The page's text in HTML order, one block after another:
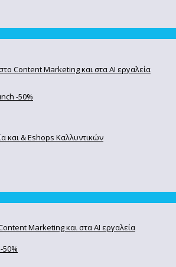
Content Marketing και στα AI εργαλεία
-50%
και & Eshops Καλλυντικών
Marketing και στα AI εργαλεία